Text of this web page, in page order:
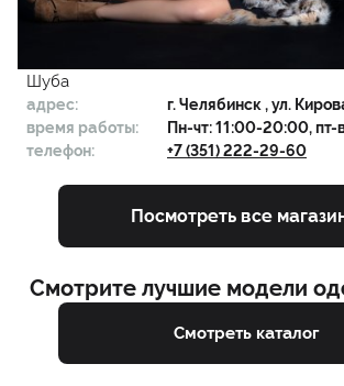
Шуба
адрес: г.Челябинск, ул.
время работы:
Пн-чт: 11:00-20:00,
телефон:
+7 (351) 222-29-60
Посмотреть все
Смотрите лучшие модели
Смотреть каталог